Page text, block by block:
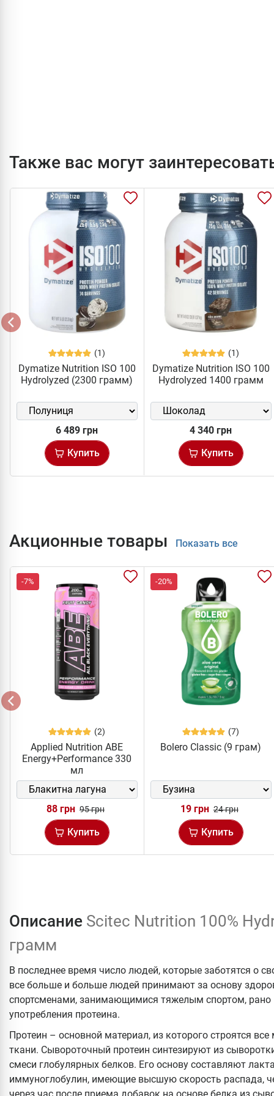
Также вас могут
(1)
Dymatize Nutrition ISO 100
Hydrolyzed (2300 грамм)
6 489 грн
Купить
(1)
Dymatize Nutrition ISO 100
Hydrolyzed 1400 грамм
4 340 грн
Купить
Акционные товары Показать все
-7%
(2)
Applied Nutrition ABE
Energy+Performance 330
мл
88 грн 95 грн
Купить
-20%
(7)
Bolero Classic (9 грам)
19 грн 24 грн
Купить
Описание Scitec Nutrition 100%
грамм
В последнее время число людей, которые заботятся о
все больше и больше людей принимают за основу
спортсменами, занимающимися тяжелым спортом, рано
употребления протеина.
Протеин – основной материал, из которого строятся
ткани. Сывороточный протеин синтезируют из
смеси глобулярных белков. Его основу составляют
иммуноглобулин, имеющие высшую скорость распада,
через час после приема добавок на основе белка из